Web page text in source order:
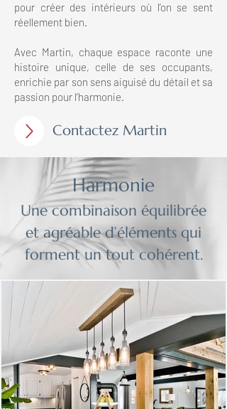
pour créer des intérieurs où l’on se sent
réellement bien.
Avec Martin, chaque espace raconte une
histoire unique, celle de ses occupants,
enrichie par son sens aiguisé du détail et sa
passion pour l’harmonie.
Contactez Martin
Harmonie
Une combinaison équilibrée
et agréable d’éléments qui
forment un tout cohérent.